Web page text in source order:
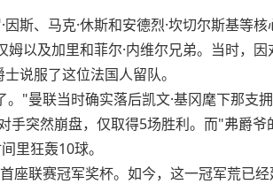
斯、马克·休斯和安德烈·坎切尔斯基等
以及加里和菲尔·内维尔兄弟。当时，
说服了这位法国人留队。
"曼联当时确实落后凯文·基冈麾下那支
手突然崩盘，仅取得5场胜利。而"弗爵
里狂轰10球。
座联赛冠军奖杯。如今，这一冠军荒已